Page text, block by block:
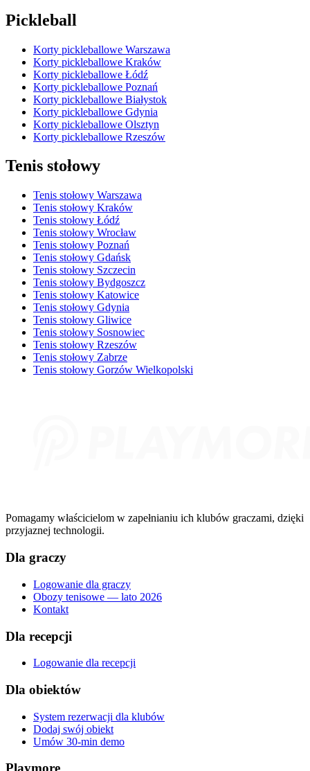
Pickleball
Korty pickleballowe Warszawa
Korty pickleballowe Kraków
Korty pickleballowe Łódź
Korty pickleballowe Poznań
Korty pickleballowe Białystok
Korty pickleballowe Gdynia
Korty pickleballowe Olsztyn
Korty pickleballowe Rzeszów
Tenis stołowy
Tenis stołowy Warszawa
Tenis stołowy Kraków
Tenis stołowy Łódź
Tenis stołowy Wrocław
Tenis stołowy Poznań
Tenis stołowy Gdańsk
Tenis stołowy Szczecin
Tenis stołowy Bydgoszcz
Tenis stołowy Katowice
Tenis stołowy Gdynia
Tenis stołowy Gliwice
Tenis stołowy Sosnowiec
Tenis stołowy Rzeszów
Tenis stołowy Zabrze
Tenis stołowy Gorzów Wielkopolski
Pomagamy właścicielom w zapełnianiu ich klubów graczami, dzięki
przyjaznej technologii.
Dla graczy
Logowanie dla graczy
Obozy tenisowe — lato 2026
Kontakt
Dla recepcji
Logowanie dla recepcji
Dla obiektów
System rezerwacji dla klubów
Dodaj swój obiekt
Umów 30-min demo